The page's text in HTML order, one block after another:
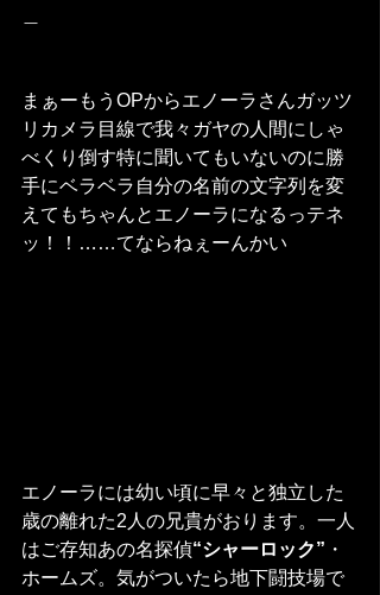
まぁーもうOPからエノーラさんガッツ
リカメラ目線で我々ガヤの人間にしゃ
べくり倒す特に聞いてもいないのに勝
手にベラベラ自分の名前の文字列を変
えてもちゃんとエノーラになるっテネ
ッ！！……てならねぇーんかい
エノーラには幼い頃に早々と独立した
歳の離れた2人の兄貴がおります。一人
はご存知あの名探偵“シャーロック” ・
ホームズ。気がついたら地下闘技場で